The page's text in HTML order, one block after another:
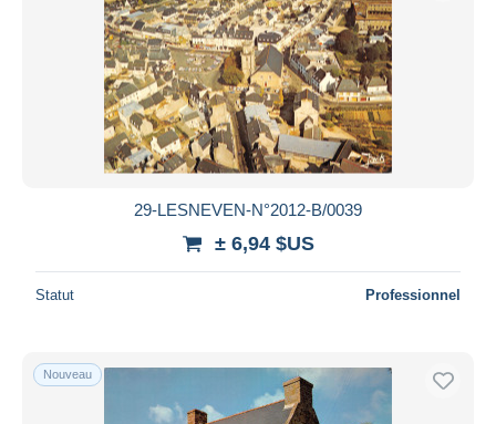
29-LESNEVEN-N°2012-B/0039
± 6,94 $US
Statut Professionnel
Nouveau